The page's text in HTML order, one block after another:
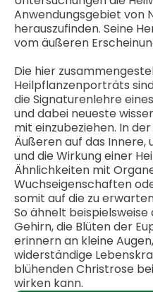
Anwendungsgebiet von
herauszufinden. Seine
vom äußeren
Die hier
Heilpflanzenporträts
die Signaturenlehre
und dabei neueste
mit einzubeziehen. In
Äußeren auf das Innere,
und die Wirkung einer
Ähnlichkeiten mit
Wuchseigenschaften
somit auf die zu
So ähnelt
Gehirn, die Blüten der
erinnern an kleine
widerständige
blühenden Christrose
wirken kann.